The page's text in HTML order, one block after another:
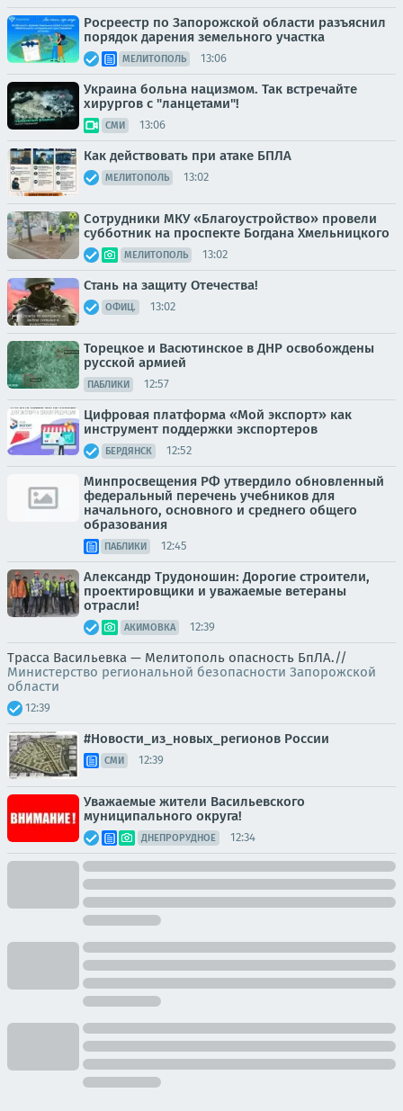
Росреестр по Запорожской области разъяснил
порядок дарения земельного участка
МЕЛИТОПОЛЬ 13:06
Украина больна нацизмом. Так встречайте
хирургов с "ланцетами"!
СМИ 13:06
Как действовать при атаке БПЛА
МЕЛИТОПОЛЬ 13:02
Сотрудники МКУ «Благоустройство» провели
субботник на проспекте Богдана Хмельницкого
МЕЛИТОПОЛЬ 13:02
Стань на защиту Отечества!
ОФИЦ. 13:02
Торецкое и Васютинское в ДНР освобождены
русской армией
ПАБЛИКИ 12:57
Цифровая платформа «Мой экспорт» как
инструмент поддержки экспортеров
БЕРДЯНСК 12:52
Минпросвещения РФ утвердило обновленный
федеральный перечень учебников для
начального, основного и среднего общего
образования
ПАБЛИКИ 12:45
Александр Трудоношин: Дорогие строители,
проектировщики и уважаемые ветераны
отрасли!
АКИМОВКА 12:39
Трасса Васильевка — Мелитополь опасность БпЛА.//
Министерство региональной безопасности Запорожской
области
12:39
#Новости_из_новых_регионов России
СМИ 12:39
Уважаемые жители Васильевского
муниципального округа!
ДНЕПРОРУДНОЕ 12:34